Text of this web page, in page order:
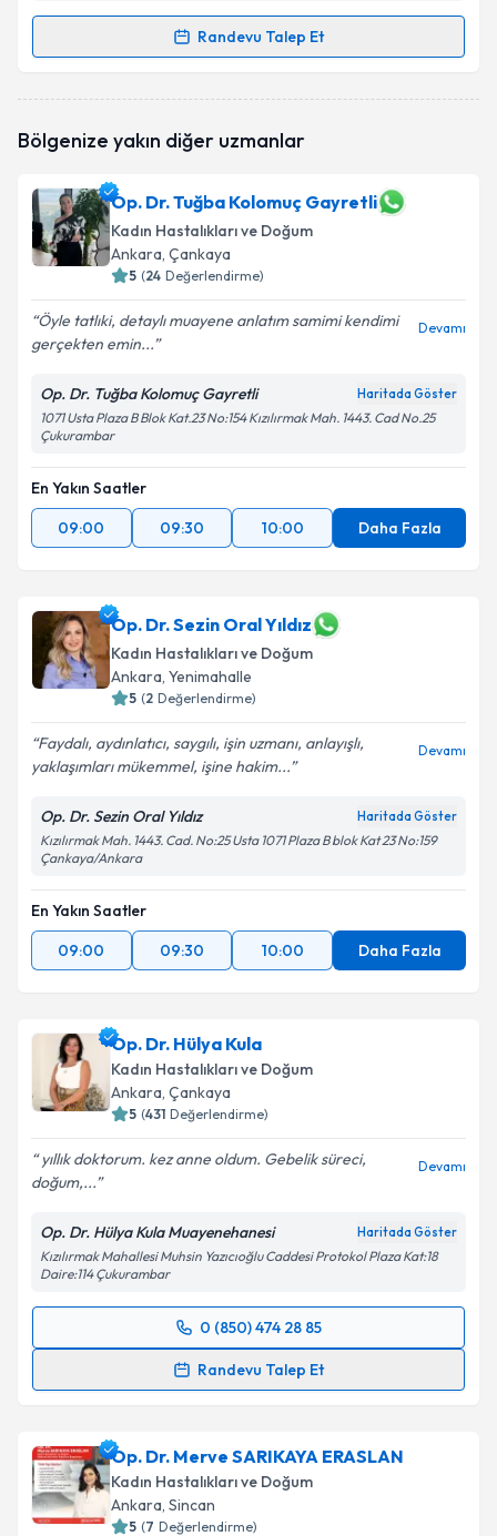
Randevu Talep Et
Randevu Takvimi Talebi
oluşturun. Size bu uzmandan randevu almanız için bir
E-posta Adresiniz
Kişisel verilerimin işlenmesine ilişkinAydınlatma
Metni
'ni okudum ve kişisel verilerimin belirtilen
Bölgenize yakın diğer uzmanlar
Op. Dr. Tuğba Kolomuç Gayretli
Kadın Hastalıkları ve Doğum
Ankara, Çankaya
5 (24 Değerlendirme)
Öyle tatlıki, detaylı muayene anlatım samimi kendimi
gerçekten emin...
Devamı
Op. Dr. Tuğba Kolomuç Gayretli Haritada Göster
1071 Usta Plaza B Blok Kat.23 No:154 Kızılırmak Mah. 1443. Cad No.25
Çukurambar
En Yakın Saatler
09:00
09:30 10:00 Daha Fazla
Op. Dr. Sezin Oral Yıldız
Kadın Hastalıkları ve Doğum
Ankara, Yenimahalle
5 (2 Değerlendirme)
Faydalı, aydınlatıcı, saygılı, işin uzmanı, anlayışlı,
yaklaşımları mükemmel, işine hakim...
Devamı
Op. Dr. Sezin Oral Yıldız Haritada Göster
Kızılırmak Mah. 1443. Cad. No:25 Usta 1071 Plaza B blok Kat 23 No:159
Çankaya/Ankara
En Yakın Saatler
09:00
09:30 10:00 Daha Fazla
Op. Dr. Hülya Kula
Kadın Hastalıkları ve Doğum
Ankara, Çankaya
5 (431 Değerlendirme)
yıllık doktorum. kez anne oldum. Gebelik süreci,
doğum,...
Devamı
Op. Dr. Hülya Kula Muayenehanesi Haritada Göster
Kızılırmak Mahallesi Muhsin Yazıcıoğlu Caddesi Protokol Plaza Kat:18
Daire:114 Çukurambar
0 (850) 474 28 85
Randevu Talep Et
Randevu Takvimi Talebi
takvim hazırlandığında e-posta ile bilgilendireceğiz.
E-posta Adresiniz
Op. Dr. Merve SARIKAYA ERASLAN
Kadın Hastalıkları ve Doğum
Ankara, Sincan
5 (7 Değerlendirme)